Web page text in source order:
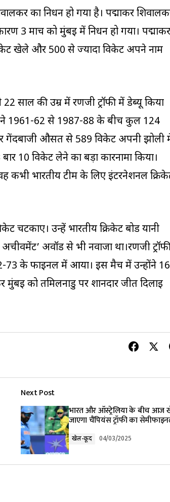
का निधन हो गया है। पद्माकर
3 मार्च को मुंबई में निधन हो गया। पद्माकर
खेले और 500 से ज्यादा विकेट अपने नाम
साल की उम्र में रणजी ट्रॉफी में डेब्यू किया
1961-62 से 1987-88 के बीच कुल 124
गेंदबाजी औसत से 589 विकेट अपनी झोली
10 विकेट लेने का बड़ा कारनामा किया।
कभी भारतीय टीम के लिए इंटरनेशनल
उन्हें भारतीय क्रिकेट बोर्ड यानी
अवॉर्ड से भी नवाजा था।रणजी
73 के फाइनल में आया। इस मैच में उन्होंने 16
को तमिलनाडु पर शानदार जीत दिलाई
Next Post
भारत और ऑस्ट्रेलिया के बीच आज
जाएगा चैंपियंस ट्रॉफी का
खेल-कूद 04/03/2025